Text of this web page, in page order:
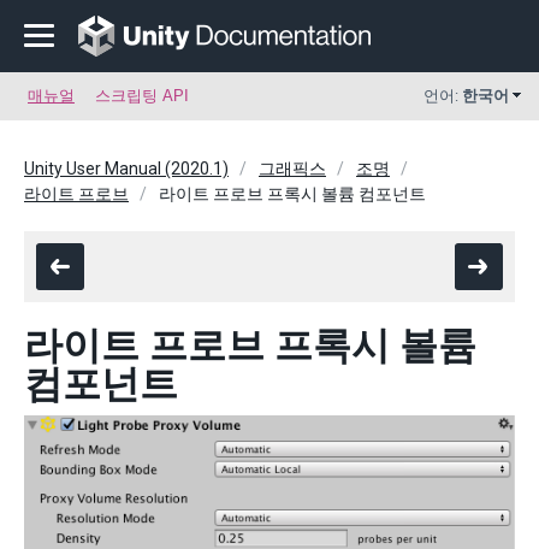
매뉴얼 스크립팅 API 언어: 한국어
Unity User Manual (2020.1) 그래픽스
조명
라이트 프로브
라이트 프로브 프록시 볼륨 컴포넌트
라이트 프로브 프록시 볼륨
컴포넌트